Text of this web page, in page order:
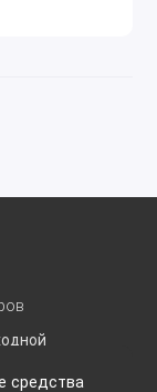
средства